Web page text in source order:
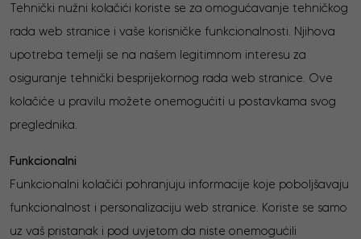
Tehnički nužni kolačići koriste se za omogućavanje tehničkog
rada web stranice i vaše korisničke funkcionalnosti. Njihova
upotreba temelji se na našem legitimnom interesu za
osiguranje tehnički besprijekornog rada web stranice. Ove
kolačiće u pravilu možete onemogućiti u postavkama svog
preglednika.
Funkcionalni
Funkcionalni kolačići pohranjuju informacije koje poboljšavaju
funkcionalnost i personalizaciju web stranice. Koriste se samo
uz vaš pristanak i pod uvjetom da niste onemogućili